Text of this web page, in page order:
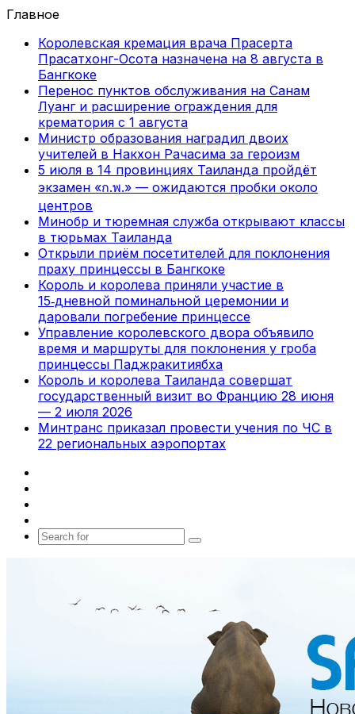
Главное
Королевская кремация врача Прасерта
Прасатхонг-Осота назначена на 8 августа в
Бангкоке
Перенос пунктов обслуживания на Санам
Луанг и расширение ограждения для
крематория с 1 августа
Министр образования наградил двоих
учителей в Накхон Рачасима за героизм
5 июля в 14 провинциях Таиланда пройдёт
экзамен «ก.พ.» — ожидаются пробки около
центров
Минобр и тюремная служба открывают классы
в тюрьмах Таиланда
Открыли приём посетителей для поклонения
праху принцессы в Бангкоке
Король и королева приняли участие в
15‑дневной поминальной церемонии и
даровали погребение принцессе
Управление королевского двора объявило
время и маршруты для поклонения у гроба
принцессы Паджракитиябха
Король и королева Таиланда совершат
государственный визит во Францию 28 июня
— 2 июля 2026
Минтранс приказал провести учения по ЧС в
22 региональных аэропортах
Search